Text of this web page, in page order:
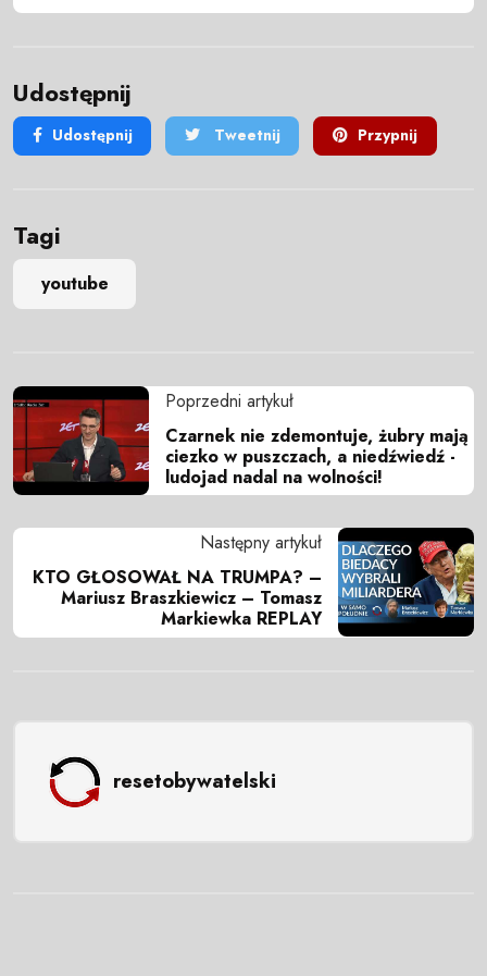
Udostępnij
Udostępnij Tweetnij Przypnij
Tagi
youtube
Poprzedni artykuł
Czarnek nie zdemontuje, żubry mają
ciezko w puszczach, a niedźwiedź -
ludojad nadal na wolności!
Następny artykuł
KTO GŁOSOWAŁ NA TRUMPA? –
Mariusz Braszkiewicz – Tomasz
Markiewka REPLAY
resetobywatelski